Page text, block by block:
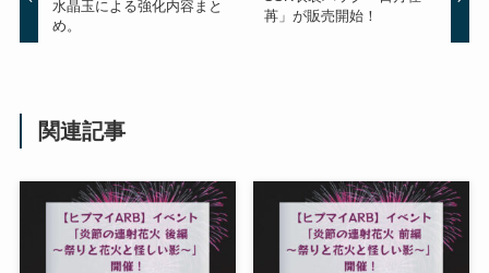
水晶玉による強化内容まと
め。
苒」が販売開始！
関連記事